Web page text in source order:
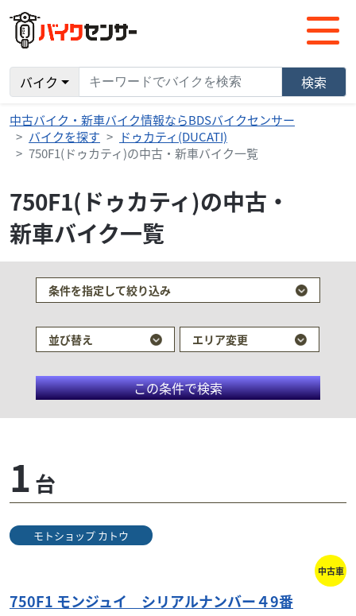
バイク 検索
中古バイク・新車バイク情報ならBDSバイクセンサー
バイクを探す
ドゥカティ(DUCATI)
750F1(ドゥカティ)の中古・新車バイク一覧
750F1(ドゥカティ)の中古・
新車バイク一覧
検索条件でおすすめの車両
条件を指定して絞り込み
並び替え エリア変更
この条件で検索
1 台
モトショップ カトウ
中古車
750F1 モンジュイ シリアルナンバー４9番